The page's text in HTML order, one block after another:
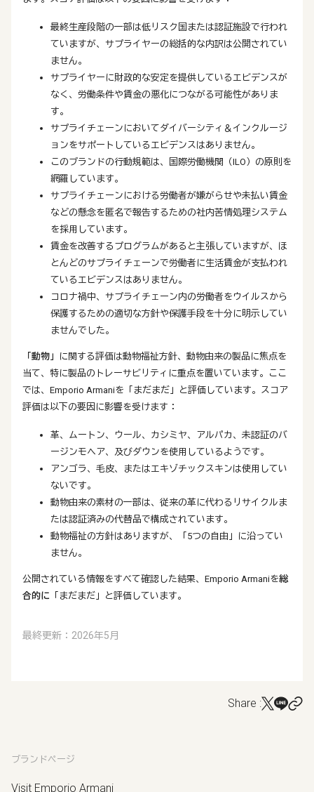
最終生産段階の一部は低リスク国または認証施設で行われ
ていますが、サプライヤーの総括的な内訳は公開されてい
ません。
サプライヤーに財政的な安定を提供しているエビデンスが
なく、労働条件や賃金の悪化につながる可能性がありま
す。
サプライチェーンにおいてダイバーシティ＆インクルージ
ョンをサポートしているエビデンスはありません。
このブランドの行動規範は、国際労働機関（ILO）の原則を
網羅しています。
サプライチェーンにおける労働者が嫌がらせや未払い賃金
などの懸念を匿名で報告するための社内苦情処理システム
を採用しています。
賃金を改善するプログラムがあると主張していますが、ほ
とんどのサプライチェーンで労働者に生活賃金が支払われ
ているエビデンスはありません。
コロナ禍中、サプライチェーン内の労働者をウイルスから
保護するための適切な方針や保護手段を十分に明示してい
ませんでした。
「動物」
に関する評価は動物福祉方針、動物由来の製品に焦点を
当て、特に製品のトレーサビリティに重点を置いています。ここ
では、Emporio Armaniを「まだまだ」と評価しています。スコア
評価は以下の要因に影響を受けます：
革、ムートン、ウール、カシミヤ、アルパカ、未認証のバ
ージンモヘア、及びダウンを使用しているようです。
アンゴラ、毛皮、またはエキゾチックスキンは使用してい
ないです。
動物由来の素材の一部は、従来の革に代わるリサイクルま
たは認証済みの代替品で構成されています。
動物福祉の方針はありますが、「5つの自由」に沿ってい
ません。
公開されている情報をすべて確認した結果、Emporio Armaniを総
合的に 「まだまだ」と評価しています。
最終更新：2026年5月
Share :
ブランドページ
Visit Emporio Armani